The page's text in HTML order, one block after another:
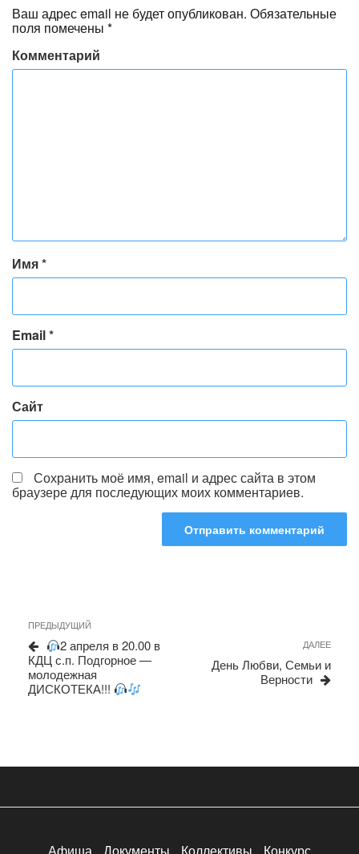
Ваш адрес email не будет опубликован. Обязательные
поля помечены *
Комментарий
Имя*
Email*
Сайт
Сохранить моё имя, email и адрес сайта в этом
браузере для последующих моих комментариев.
Навигация
по
записям
Предыдущая
запись
ПРЕДЫДУЩИЙ
2 апреля в 20.00 в
КДЦ с.п. Подгорное —
молодежная
ДИСКОТЕКА!!!
ДАЛЕЕ
День Любви, Семьи и
Верности